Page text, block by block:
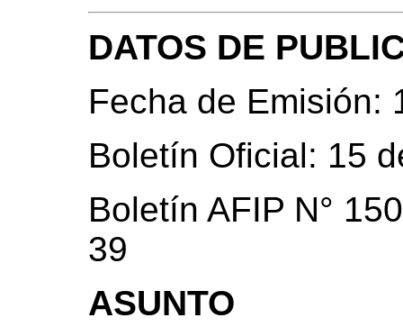
DATOS DE
Fecha de Emisión:
Boletín Oficial: 15
Boletín AFIP N°
39
ASUNTO